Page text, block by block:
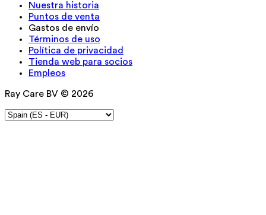
Nuestra historia
Puntos de venta
Gastos de envío
Términos de uso
Política de privacidad
Tienda web para socios
Empleos
Ray Care BV © 2026